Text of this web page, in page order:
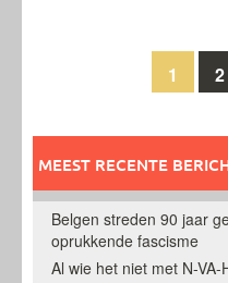
Berichten
1 2
MEEST RECENTE
Belgen streden 90 jaar
oprukkende fascisme
Al wie het niet met N-VA-